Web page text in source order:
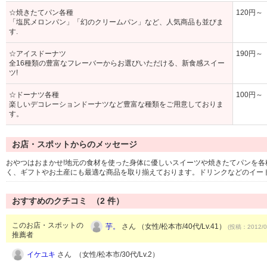
☆焼きたてパン各種
「塩尻メロンパン」「幻のクリームパン」など、人気商品も並びま
す.
120円～
☆アイスドーナツ
全16種類の豊富なフレーバーからお選びいただける、新食感スイー
ツ!
190円～
☆ドーナツ各種
楽しいデコレーションドーナツなど豊富な種類をご用意しておりま
す。
100円～
お店・スポットからのメッセージ
おやつはおまかせ!地元の食材を使った身体に優しいスイーツや焼きたてパンを
く、ギフトやお土産にも最適な商品を取り揃えております。ドリンクなどのイ
おすすめのクチコミ （2 件）
このお店・スポットの
推薦者
芋。 さん （女性/松本市/40代/Lv.41） (投稿：2012/
イケユキ さん （女性/松本市/30代/Lv.2）